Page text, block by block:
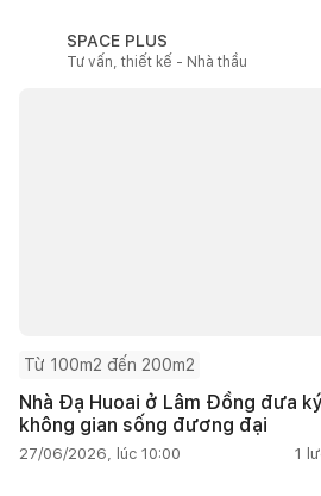
SPACE PLUS
Tư vấn, thiết kế - Nhà thầu
Từ 100m2 đến 200m2
Nhà Đạ Huoai ở Lâm Đồng đưa
không gian sống đương đại
27/06/2026, lúc 10:00 1